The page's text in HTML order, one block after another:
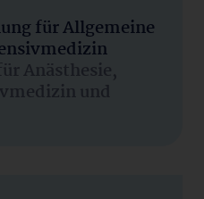
für Allgemeine
Anästhesie,
und